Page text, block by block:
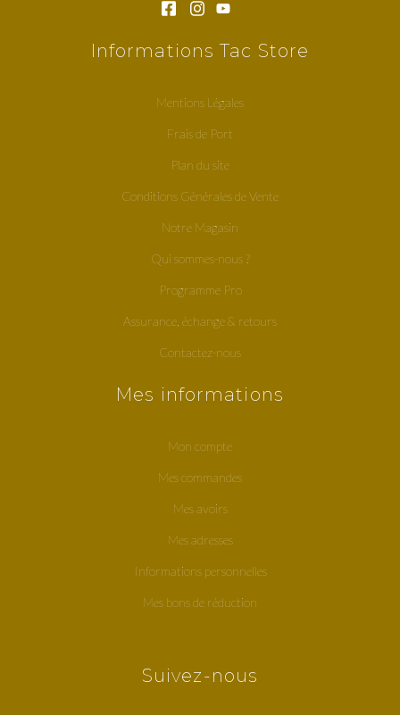
Informations Tac Store
Mentions Légales
Frais de Port
Plan du site
Conditions Générales de Vente
Notre Magasin
Qui sommes-nous ?
Programme Pro
Assurance, échange & retours
Contactez-nous
Mes informations
Mon compte
Mes commandes
Mes avoirs
Mes adresses
Informations personnelles
Mes bons de réduction
Suivez-nous